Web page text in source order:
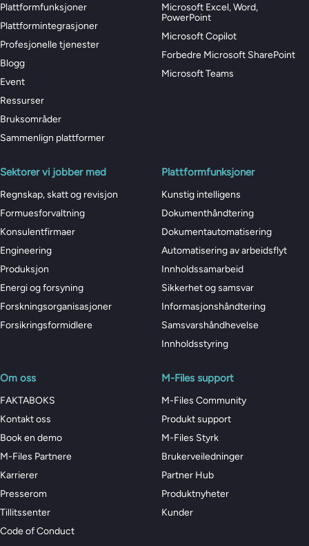
Plattformfunksjoner
Plattformintegrasjoner
Profesjonelle tjenester
Blogg
Event
Ressurser
Bruksområder
Sammenlign plattformer
Microsoft Excel, Word,
PowerPoint
Microsoft Copilot
Forbedre Microsoft SharePoint
Microsoft Teams
Sektorer vi jobber med
Regnskap, skatt og revisjon
Formuesforvaltning
Konsulentfirmaer
Engineering
Produksjon
Energi og forsyning
Forskningsorganisasjoner
Forsikringsformidlere
Plattformfunksjoner
Kunstig intelligens
Dokumenthåndtering
Dokumentautomatisering
Automatisering av arbeidsflyt
Innholdssamarbeid
Sikkerhet og samsvar
Informasjonshåndtering
Samsvarshåndhevelse
Innholdsstyring
Om oss
FAKTABOKS
Kontakt oss
Book en demo
M-Files Partnere
Karrierer
Presserom
Tillitssenter
Code of Conduct
M-Files support
M-Files Community
Produkt support
M-Files Styrk
Brukerveiledninger
Partner Hub
Produktnyheter
Kunder